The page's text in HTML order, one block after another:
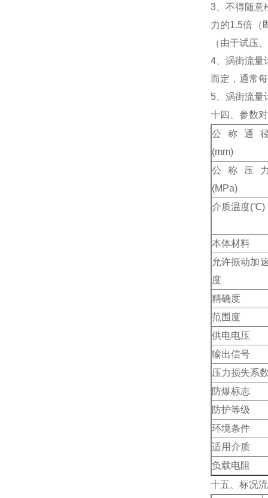
3、不得随意
力的1.5倍（
（由于试压
4、涡街流量
而定，通常
5、涡街流量
十四、参数
公称通
(mm)
公称压
(MPa)
介质温度(℃)
本体材料
允许振动加
度
精确度
范围度
供电电压
输出信号
压力损失系
防爆标志
防护等级
环境条件
适用介质
负载电阻
十五、标况